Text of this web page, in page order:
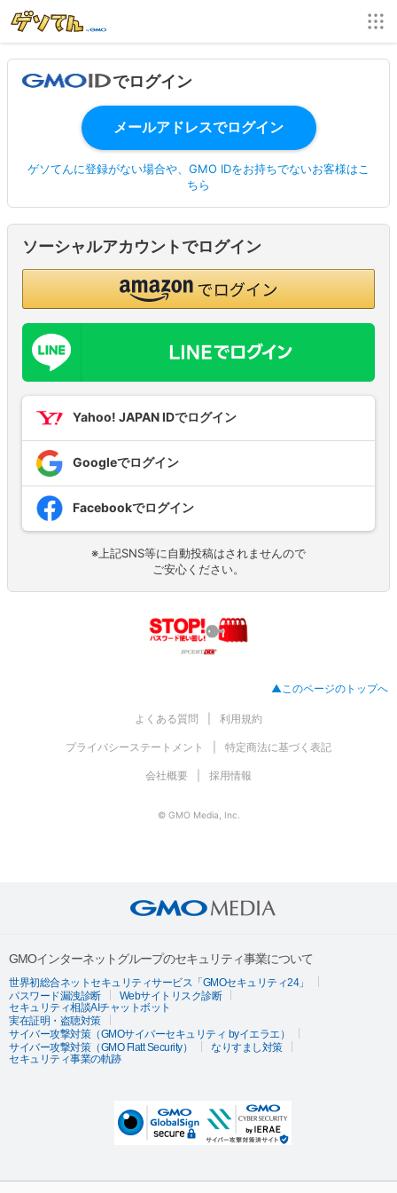
でログイン
ゲソてんに登録がない場合や、GMO IDをお持ちでないお客様はこ
ちら
ソーシャルアカウントでログイン
Yahoo! JAPAN IDでログイン
Googleでログイン
Facebookでログイン
※上記SNS等に自動投稿はされませんので
ご安心ください。
▲このページのトップへ
よくある質問 利用規約
プライバシーステートメント 特定商法に基づく表記
会社概要 採用情報
© GMO Media, Inc.
GMOインターネットグループのセキュリティ事業について
世界初総合ネットセキュリティサービス「GMOセキュリティ24」
パスワード漏洩診断
Webサイトリスク診断
セキュリティ相談AIチャットボット
実在証明・盗聴対策
サイバー攻撃対策（GMOサイバーセキュリティ byイエラエ）
サイバー攻撃対策（GMO Flatt Security）
なりすまし対策
セキュリティ事業の軌跡